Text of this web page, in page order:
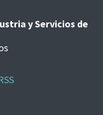
y Servicios de